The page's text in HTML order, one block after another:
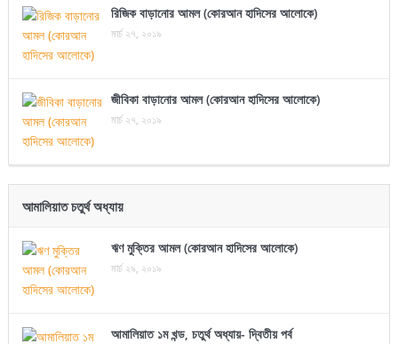
রিজিক বাড়ানোর আমল (কোরআন হাদিসের আলোকে)
মার্চ ২৭, ২০১৯
জীবিকা বাড়ানোর আমল (কোরআন হাদিসের আলোকে)
মার্চ ২৭, ২০১৯
আমালিয়াত চতুর্থ অধ্যায়
ঋণ মুক্তির আমল (কোরআন হাদিসের আলোকে)
মার্চ ২৯, ২০১৯
আমালিয়াত ১ম খন্ড, চতুর্থ অধ্যায়- দ্বিতীয় পর্ব